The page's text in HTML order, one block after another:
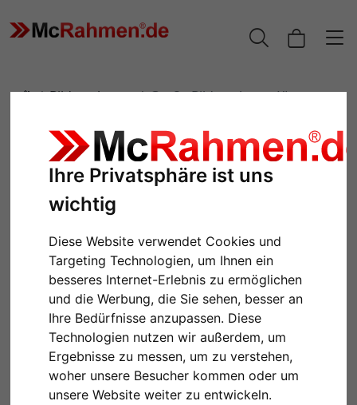
Ihre Privatsphäre ist uns
wichtig
Diese Website verwendet Cookies und
Targeting Technologien, um Ihnen ein
besseres Internet-Erlebnis zu ermöglichen
und die Werbung, die Sie sehen, besser an
Ihre Bedürfnisse anzupassen. Diese
Technologien nutzen wir außerdem, um
Ergebnisse zu messen, um zu verstehen,
woher unsere Besucher kommen oder um
unsere Website weiter zu entwickeln.
Bilderrahmen Große Bilderrahmen XL
Große Bilderrahmen XL
Cliprahmen - Maßanfertigung bis
100x160 cm
ab 31,60 € *
Alurahmen Quadro XL
Maßanfertigung
ab 39,20 € *